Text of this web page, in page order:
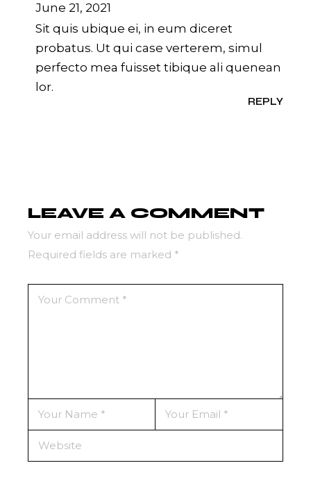
June 21, 2021
Sit quis ubique ei, in eum diceret
probatus. Ut qui case verterem, simul
perfecto mea fuisset tibique ali quenean
lor.
REPLY
LEAVE A COMMENT
Your email address will not be published.
Required fields are marked *